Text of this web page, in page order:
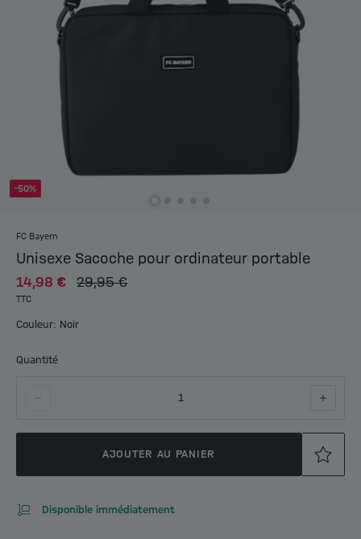
-50%
FC Bayern
Unisexe Sacoche pour ordinateur portable
14,98 € 29,95 €
TTC
Couleur: Noir
Quantité
1
AJOUTER AU PANIER
Disponible immédiatement